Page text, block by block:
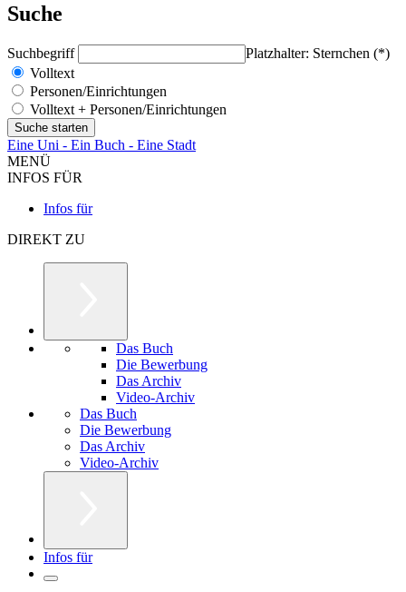
Suche
Suchbegriff
Platzhalter: Sternchen (*)
Volltext
Personen/Einrichtungen
Volltext + Personen/Einrichtungen
Eine Uni - Ein Buch - Eine Stadt
MENÜ
INFOS FÜR
Infos für
DIREKT ZU
Das Buch
Die Bewerbung
Das Archiv
Video-Archiv
Das Buch
Die Bewerbung
Das Archiv
Video-Archiv
Infos für